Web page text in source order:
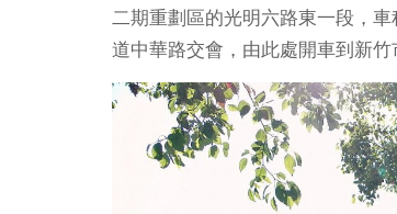
二期重劃區的光明六路東一段，
道中華路交會，由此處開車到新